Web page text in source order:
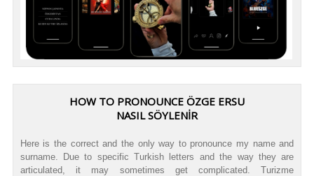
HOW TO PRONOUNCE ÖZGE ERSU
NASIL SÖYLENİR
Here is the correct and the only way to pronounce my name and
surname. Due to specific Turkish letters and the way they are
articulated, it may sometimes get complicated. Turizme